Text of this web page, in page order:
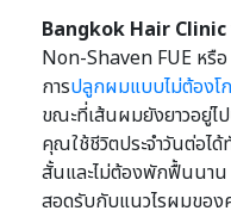
Bangkok Hair Clinic
Non-Shaven FUE หรื
การปลูกผมแบบไม่ต้องโ
ขณะที่เส้นผมยังยาวอยู่ไ
คุณใช้ชีวิตประจำวันต่อไ
สั้นและไม่ต้องพักฟื้นนา
สอดรับกับแนวไรผมขอ